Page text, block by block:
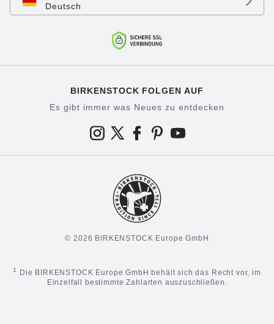
Deutsch
BIRKENSTOCK FOLGEN AUF
Es gibt immer was Neues zu entdecken
© 2026 BIRKENSTOCK Europe GmbH
1
Die BIRKENSTOCK Europe GmbH behält sich das Recht vor, im
Einzelfall bestimmte Zahlarten auszuschließen.